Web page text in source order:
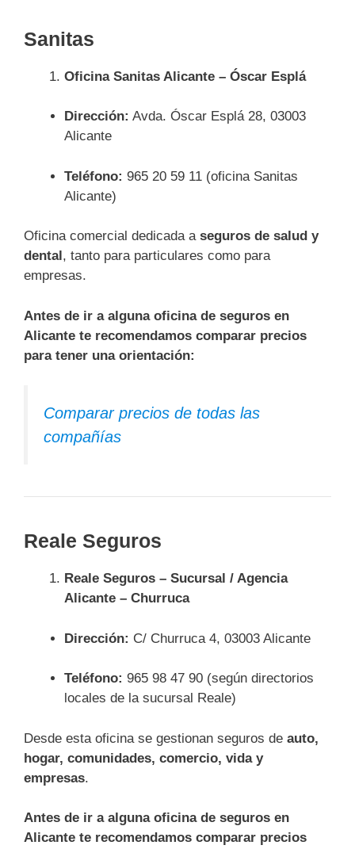
Sanitas
Oficina Sanitas Alicante – Óscar Esplá
Dirección: Avda. Óscar Esplá 28, 03003
Alicante
Teléfono: 965 20 59 11 (oficina Sanitas
Alicante)
Oficina comercial dedicada a seguros de salud y
dental, tanto para particulares como para
empresas.
Antes de ir a alguna oficina de seguros en
Alicante te recomendamos comparar precios
para tener una orientación:
Comparar precios de todas las
compañías
Reale Seguros
Reale Seguros – Sucursal / Agencia
Alicante – Churruca
Dirección: C/ Churruca 4, 03003 Alicante
Teléfono: 965 98 47 90 (según directorios
locales de la sucursal Reale)
Desde esta oficina se gestionan seguros de auto,
hogar, comunidades, comercio, vida y
empresas.
Antes de ir a alguna oficina de seguros en
Alicante te recomendamos comparar precios